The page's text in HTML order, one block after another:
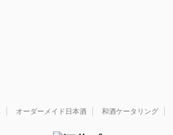
オーダーメイド日本酒 和酒ケータリング